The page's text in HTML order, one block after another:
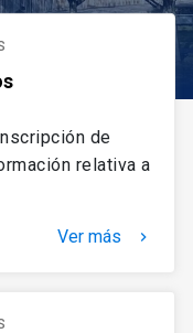
de
relativa a
Ver más keyboard_arrow_right